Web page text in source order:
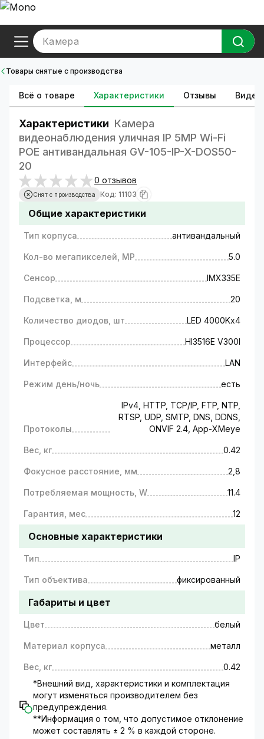
Камера
Товары снятые с производства
Всё о товаре Характеристики Отзывы Видео
Характеристики Камера
видеонаблюдения уличная IP 5MP Wi-Fi
POE антивандальная GV-105-IP-X-DOS50-
20
0 отзывов
Снят с производства Код: 11103
Общие характеристики
Тип корпуса антивандальный
Кол-во мегапикселей, MP 5.0
Сенсор IMX335E
Подсветка, м 20
Количество диодов, шт LED 4000Kх4
Процессор HI3516E V300I
Интерфейс LAN
Режим день/ночь есть
Протоколы
IPv4, HTTP, TCP/IP, FTP, NTP,
RTSP, UDP, SMTP, DNS, DDNS,
ONVIF 2.4, App-XMeye
Вес, кг 0.42
Фокусное расстояние, мм 2,8
Потребляемая мощность, W 11.4
Гарантия, мес 12
Основные характеристики
Тип IP
Тип объектива фиксированный
Габариты и цвет
Цвет белый
Материал корпуса металл
Вес, кг
0.42
*Внешний вид, характеристики и комплектация
могут изменяться производителем без
предупреждения.
**Информация о том, что допустимое отклонение
может составлять ± 2 % в каждой стороне.